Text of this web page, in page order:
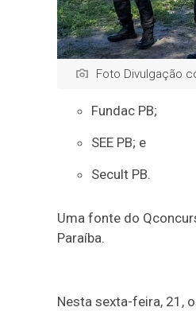
Foto Divulgação
Fundac PB;
SEE PB; e
Secult PB.
Uma fonte do
Paraíba.
Nesta sexta-feira, 21,